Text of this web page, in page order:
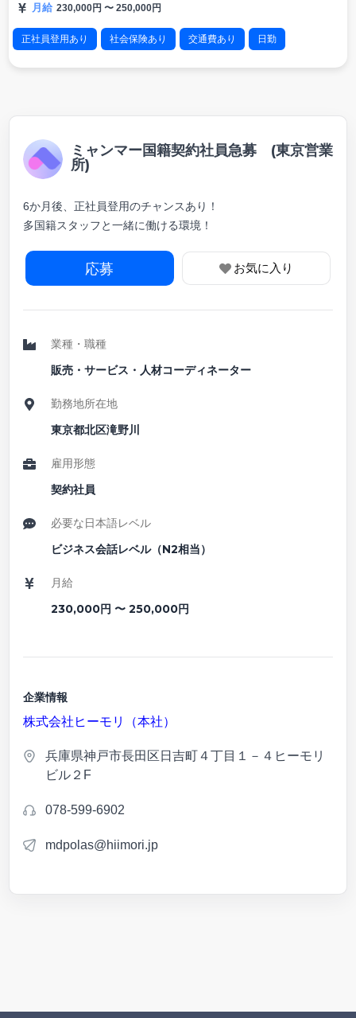
月給 230,000円 〜 250,000円
正社員登用あり 社会保険あり 交通費あり
日勤
ミャンマー国籍契約社員急募 (東京営業
所)
6か月後、正社員登用のチャンスあり！
多国籍スタッフと一緒に働ける環境！
応募 お気に入り
業種・職種
販売・サービス ・ 人材コーディネーター
勤務地所在地
東京都北区滝野川
雇用形態
契約社員
必要な日本語レベル
ビジネス会話レベル（N2相当）
月給
230,000円 〜 250,000円
企業情報
株式会社ヒーモリ（本社）
兵庫県神戸市長田区日吉町４丁目１－４ヒーモリ
ビル２F
078-599-6902
mdpolas@hiimori.jp